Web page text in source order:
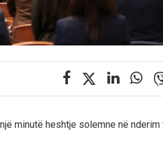
minutë heshtje solemne në